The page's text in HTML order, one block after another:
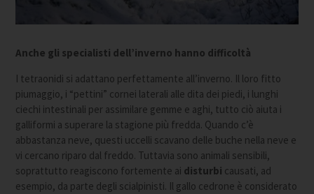
Anche gli specialisti dell’inverno hanno difficoltà
I tetraonidi si adattano perfettamente all’inverno. Il loro fitto
piumaggio, i “pettini” cornei laterali alle dita dei piedi, i lunghi
ciechi intestinali per assimilare gemme e aghi, tutto ciò aiuta i
galliformi a superare la stagione più fredda. Quando c’è
abbastanza neve, questi uccelli scavano delle buche nella neve e
vi cercano riparo dal freddo. Tuttavia sono animali sensibili,
soprattutto reagiscono fortemente ai disturbi causati, ad
esempio, da parte degli scialpinisti. Il gallo cedrone è considerato